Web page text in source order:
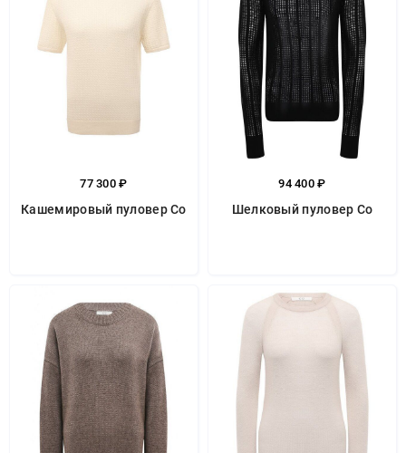
77 300 ₽
Кашемировый пуловер Co
94 400 ₽
Шелковый пуловер Co